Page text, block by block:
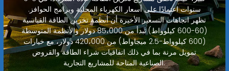
سنوات اعتمادًا على أسعار الكهرباء المحلية وبرامج الحوافز.
تظهر اتجاهات التسعير الأخيرة أن أنظمة تخزين الطاقة القياسية
(60-600 كيلوواط) تبدأ من 85،000 دولار والأنظمة المتوسطة
(600 كيلوواط-2.5 ميجاواط) من 420،000 دولار، مع خيارات
تمويل مرنة بما في ذلك اتفاقيات شراء الطاقة والقروض
الصناعية المتاحة للمشاريع التجارية.